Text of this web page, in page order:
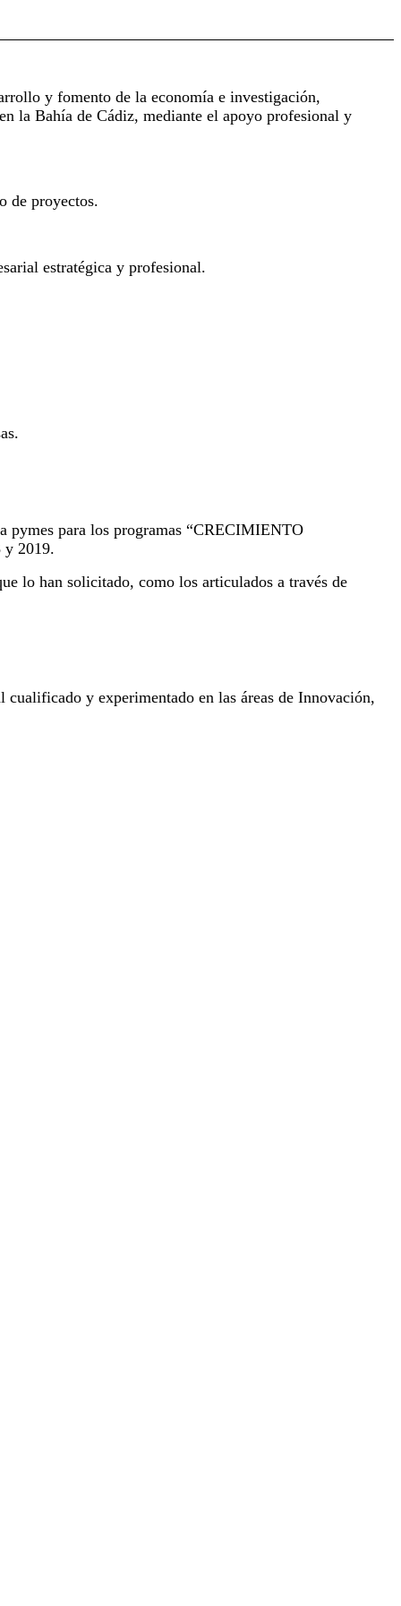
y fomento de la economía e investigación,
la Bahía de Cádiz, mediante el apoyo profesional y
de proyectos.
estratégica y profesional.
pymes para los programas “CRECIMIENTO
y 2019.
lo han solicitado, como los articulados a través de
y experimentado en las áreas de Innovación,